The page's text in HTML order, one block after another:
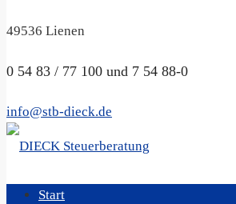
49536 Lienen
0 54 83 / 77 100 und 7 54 88-0
info@stb-dieck.de
Start